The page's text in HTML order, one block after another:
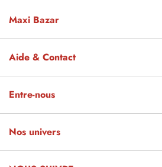
Maxi Bazar
Aide & Contact
Entre-nous
Nos univers